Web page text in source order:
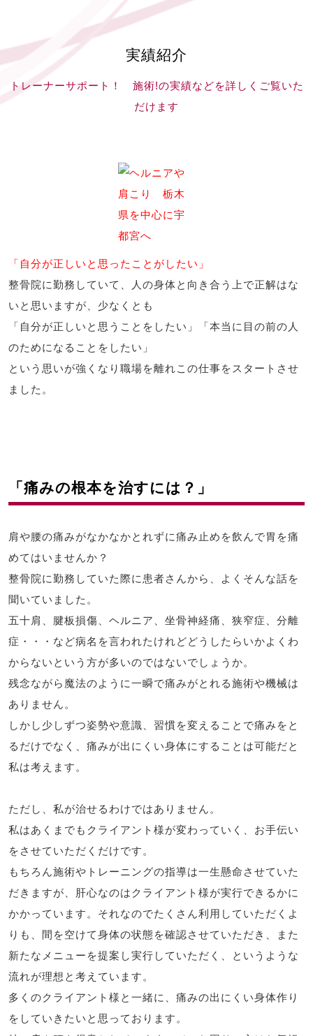
実績紹介
トレーナーサポート！ 施術!の実績などを詳しくご覧いた
だけます
「自分が正しいと思ったことがしたい」
整骨院に勤務していて、人の身体と向き合う上で正解はな
いと思いますが、少なくとも
「自分が正しいと思うことをしたい」「本当に目の前の人
のためになることをしたい」
という思いが強くなり職場を離れこの仕事をスタートさせ
ました。
「痛みの根本を治すには？」
肩や腰の痛みがなかなかとれずに痛み止めを飲んで胃を痛
めてはいませんか？
整骨院に勤務していた際に患者さんから、よくそんな話を
聞いていました。
五十肩、腱板損傷、ヘルニア、坐骨神経痛、狭窄症、分離
症・・・など病名を言われたけれどどうしたらいかよくわ
からないという方が多いのではないでしょうか。
残念ながら魔法のように一瞬で痛みがとれる施術や機械は
ありません。
しかし少しずつ姿勢や意識、習慣を変えることで痛みをと
るだけでなく、痛みが出にくい身体にすることは可能だと
私は考えます。
ただし、私が治せるわけではありません。
私はあくまでもクライアント様が変わっていく、お手伝い
をさせていただくだけです。
もちろん施術やトレーニングの指導は一生懸命させていた
だきますが、肝心なのはクライアント様が実行できるかに
かかっています。それなのでたくさん利用していただくよ
りも、間を空けて身体の状態を確認させていただき、また
新たなメニューを提案し実行していただく、というような
流れが理想と考えています。
多くのクライアント様と一緒に、痛みの出にくい身体作り
をしていきたいと思っております。